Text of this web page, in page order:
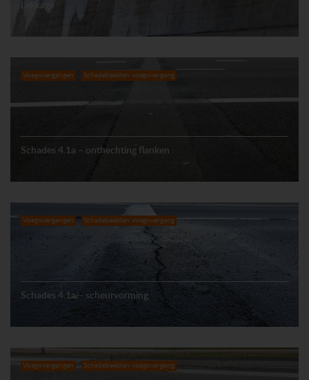
Lekkage
Voegovergangen Schadebeelden voegovergang
Schades 4.1a – onthechting flanken
Voegovergangen Schadebeelden voegovergang
Schades 4.1a – scheurvorming
Voegovergangen Schadebeelden voegovergang